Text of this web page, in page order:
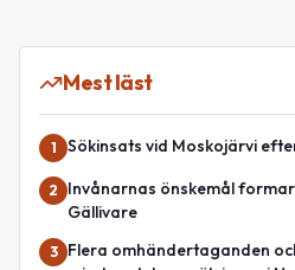
Mest läst
1 Sökinsats vid Moskojärvi
2
Invånarnas önskemål
Gällivare
3
Flera omhändertaganden